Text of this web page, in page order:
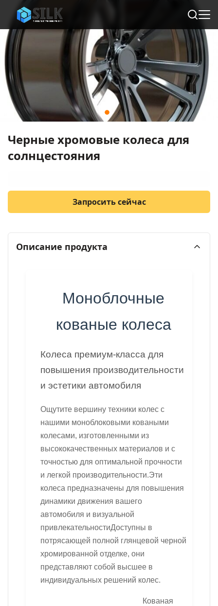
Черные хромовые колеса для
солнцестояния
Запросить сейчас
Описание продукта
Моноблочные
кованые колеса
Колеса премиум-класса для
повышения производительности
и эстетики автомобиля
Ощутите вершину техники колес с
нашими моноблоковыми коваными
колесами, изготовленными из
высококачественных материалов и с
точностью для оптимальной прочности
и легкой производительности.Эти
колеса предназначены для повышения
динамики движения вашего
автомобиля и визуальной
привлекательностиДоступны в
потрясающей полной глянцевой черной
хромированной отделке, они
представляют собой высшее в
индивидуальных решений колес.
Кованая